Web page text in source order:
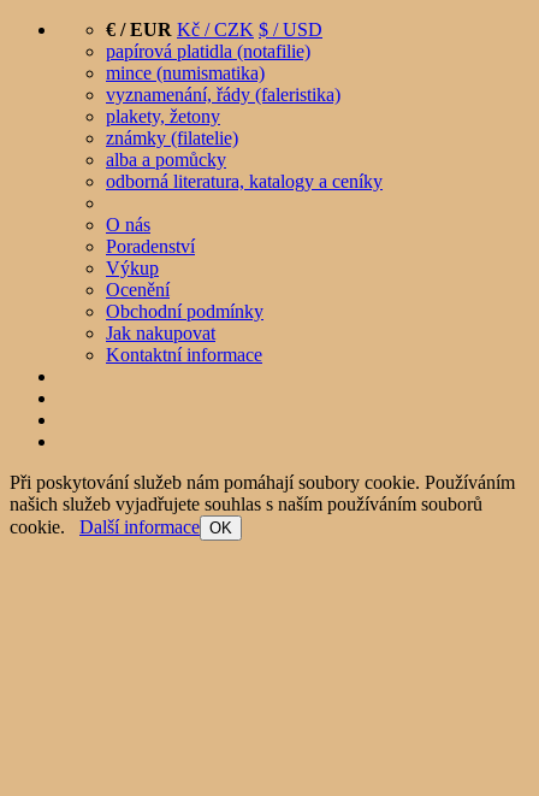
€ / EUR Kč / CZK $ / USD
papírová platidla (notafilie)
mince (numismatika)
vyznamenání, řády (faleristika)
plakety, žetony
známky (filatelie)
alba a pomůcky
odborná literatura, katalogy a ceníky
O nás
Poradenství
Výkup
Ocenění
Obchodní podmínky
Jak nakupovat
Kontaktní informace
Při poskytování služeb nám pomáhají soubory cookie. Používáním
našich služeb vyjadřujete souhlas s naším používáním souborů
cookie. Další informace